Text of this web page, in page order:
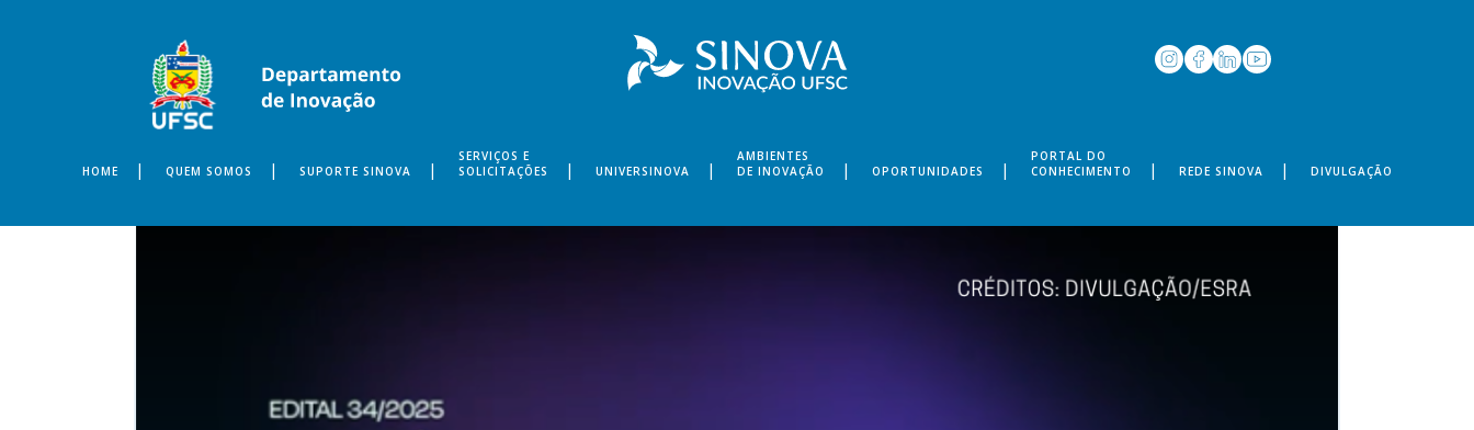
HOME QUEM SOMOS SUPORTE SINOVA
SERVIÇOS E
SOLICITAÇÕES
UNIVERSINOVA
AMBIENTES
DE INOVAÇÃO
OPORTUNIDADES
PORTAL DO
CONHECIMENTO
REDE SINOVA DIVULGAÇÃO